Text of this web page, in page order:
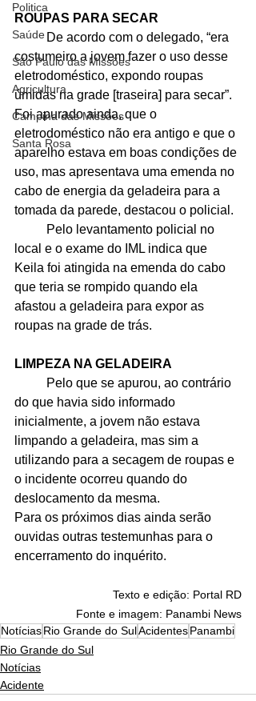
Politica
Saúde
São Paulo das Missões
Agricultura
Campina das Missões
Santa Rosa
ROUPAS PARA SECAR
	De acordo com o delegado, “era
costumeiro a jovem fazer o uso desse
eletrodoméstico, expondo roupas
úmidas na grade [traseira] para secar”.
Foi apurado ainda, que o
eletrodoméstico não era antigo e que o
aparelho estava em boas condições de
uso, mas apresentava uma emenda no
cabo de energia da geladeira para a
tomada da parede, destacou o policial.
local e o exame do IML indica que
Keila foi atingida na emenda do cabo
que teria se rompido quando ela
afastou a geladeira para expor as
roupas na grade de trás.
LIMPEZA NA GELADEIRA
do que havia sido informado
inicialmente, a jovem não estava
limpando a geladeira, mas sim a
utilizando para a secagem de roupas e
o incidente ocorreu quando do
deslocamento da mesma.
Para os próximos dias ainda serão
ouvidas outras testemunhas para o
encerramento do inquérito.
Texto e edição: Portal RD
Fonte e imagem: Panambi News
NotíciasRio Grande do SulAcidentesPanambi
Rio Grande do Sul
Notícias
Acidente